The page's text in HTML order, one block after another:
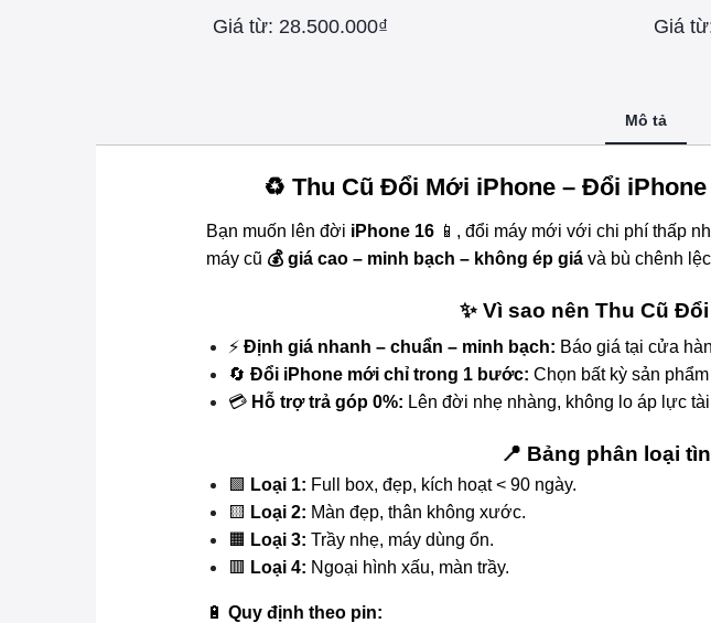
Giá từ: 28.500.000₫ Giá
Mô tả
♻️ Thu Cũ Đổi Mới iPhone – Đổi
Bạn muốn lên đời iPhone 16 📱, đổi máy mới với chi phí thấp
máy cũ 💰 giá cao – minh bạch – không ép giá và bù chênh
✨ Vì sao nên Thu Cũ
⚡ Định giá nhanh – chuẩn – minh bạch: Báo giá tại cửa
🔄 Đổi iPhone mới chỉ trong 1 bước: Chọn bất kỳ sản
💳 Hỗ trợ trả góp 0%: Lên đời nhẹ nhàng, không lo áp lực
📍 Bảng phân loại
🟩 Loại 1: Full box, đẹp, kích hoạt < 90 ngày.
🟨 Loại 2: Màn đẹp, thân không xước.
🟧 Loại 3: Trầy nhẹ, máy dùng ổn.
🟥 Loại 4: Ngoại hình xấu, màn trầy.
🔋 Quy định theo pin: